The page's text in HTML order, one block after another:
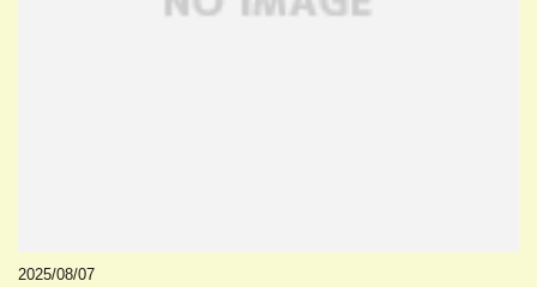
2025/08/07